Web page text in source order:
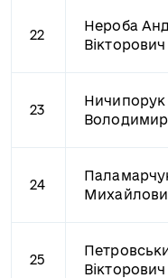
22
Нероба
Вікторович
23
Ничипорук
24
25
Вікторович